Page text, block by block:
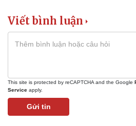
Viết bình luận
This site is protected by reCAPTCHA and the Google
Service apply.
Gửi tin